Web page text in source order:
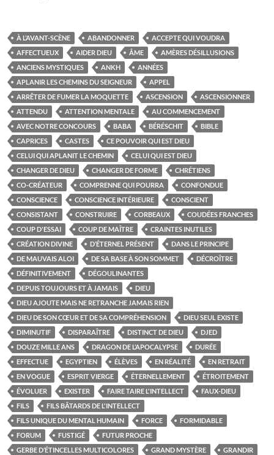
À L’AVANT-SCÈNE ABANDONNER
ACCEPTE QUI VOUDRA
AFFECTUEUX
AIDER DIEU ÂME
AMÈRES DÉSILLUSIONS
ANCIENS MYSTIQUES
ANKH
ANNÉES
APLANIR LES CHEMINS DU SEIGNEUR
APPEL
ARRÊTER DE FUMER LA MOQUETTE
ASCENSION
ASCENSIONNER
ATTENDU
ATTENTION MENTALE
AU COMMENCEMENT
AVEC NOTRE CONCOURS
BABA BÉRÉSCHIT
BIBLE
CAPRICES
CASTES
CE POUVOIR QUI EST DIEU
CELUI QUI APLANIT LE CHEMIN
CELUI QUI EST DIEU
CHANGER DE DIEU
CHANGER DE FORME
CHRÉTIENS
CO-CRÉATEUR
COMPRENNE QUI POURRA
CONFONDUE
CONSCIENCE
CONSCIENCE INTÉRIEURE
CONSCIENT
CONSISTANT
CONSTRUIRE CORBEAUX
COUDÉES FRANCHES
COUP D'ESSAI
COUP DE MAÎTRE
CRAINTES INUTILES
CRÉATION DIVINE
D’ÉTERNEL PRÉSENT
DANS LE PRINCIPE
DE MAUVAIS ALOI
DE SA BASE À SON SOMMET
DÉCROÎTRE
DÉFINITIVEMENT
DÉGOULINANTES
DEPUIS TOUJOURS ET À JAMAIS
DIEU
DIEU AJOUTE MAIS NE RETRANCHE JAMAIS RIEN
DIEU DE SON CŒUR ET DE SA COMPRÉHENSION
DIEU SEUL EXISTE
DIMINUTIF
DISPARAÎTRE DISTINCT DE DIEU
DJED
DOUZE MILLE ANS
DRAGON DE L’APOCALYPSE
DURÉE
EFFECTUE
EGYPTIEN ÉLÈVES EN RÉALITÉ
EN RETRAIT
EN VOGUE
ESPRIT VIERGE ÉTERNELLEMENT
ÉTROITEMENT
ÉVOLUER
EXISTER FAIRE TAIRE L'INTELLECT
FAUX-DIEU
FILS
FILS BÂTARDS DE L'INTELLECT
FILS UNIQUE DU MENTAL HUMAIN
FORCE
FORMIDABLE
FORUM
FUSTIGÉ
FUTUR PROCHE
GERBE D’ÉTINCELLES MULTICOLORES
GRAND MYSTÈRE GRANDIR